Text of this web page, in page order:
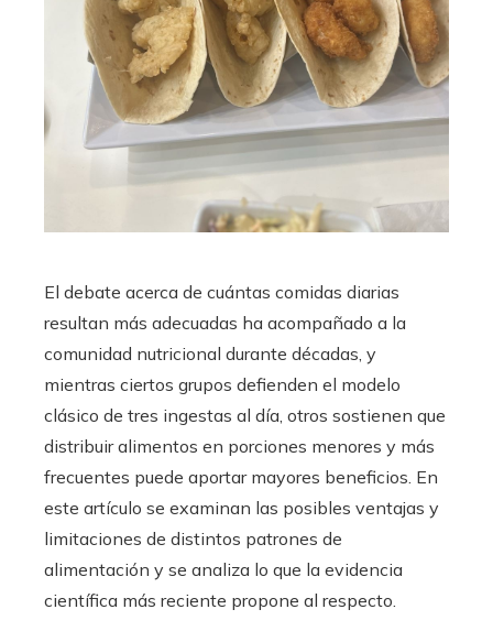
El debate acerca de cuántas comidas diarias
resultan más adecuadas ha acompañado a la
comunidad nutricional durante décadas, y
mientras ciertos grupos defienden el modelo
clásico de tres ingestas al día, otros sostienen que
distribuir alimentos en porciones menores y más
frecuentes puede aportar mayores beneficios. En
este artículo se examinan las posibles ventajas y
limitaciones de distintos patrones de
alimentación y se analiza lo que la evidencia
científica más reciente propone al respecto.